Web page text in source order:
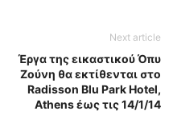
Next article
Έργα της εικαστικού Όπυ
Ζούνη θα εκτίθενται στο
Radisson Blu Park Hotel,
Athens έως τις 14/1/14